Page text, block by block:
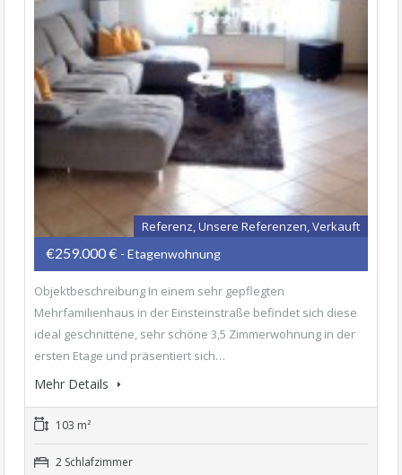
Referenz, Unsere Referenzen, Verkauft
€259.000 € - Etagenwohnung
Objektbeschreibung In einem sehr gepflegten
Mehrfamilienhaus in der Einsteinstraße befindet sich diese
ideal geschnittene, sehr schöne 3,5 Zimmerwohnung in der
ersten Etage und präsentiert sich…
Mehr Details
103 m²
2 Schlafzimmer